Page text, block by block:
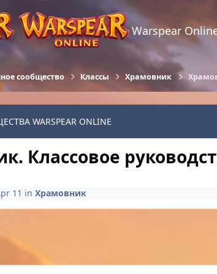
Warspear
сообщество Классы Храмовник
WARSPEAR ONLINE
Классовое
11 in Храмовник